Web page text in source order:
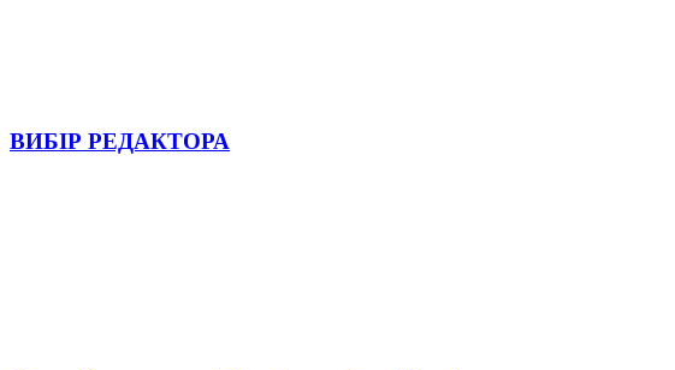
ВИБІР РЕДАКТОРА